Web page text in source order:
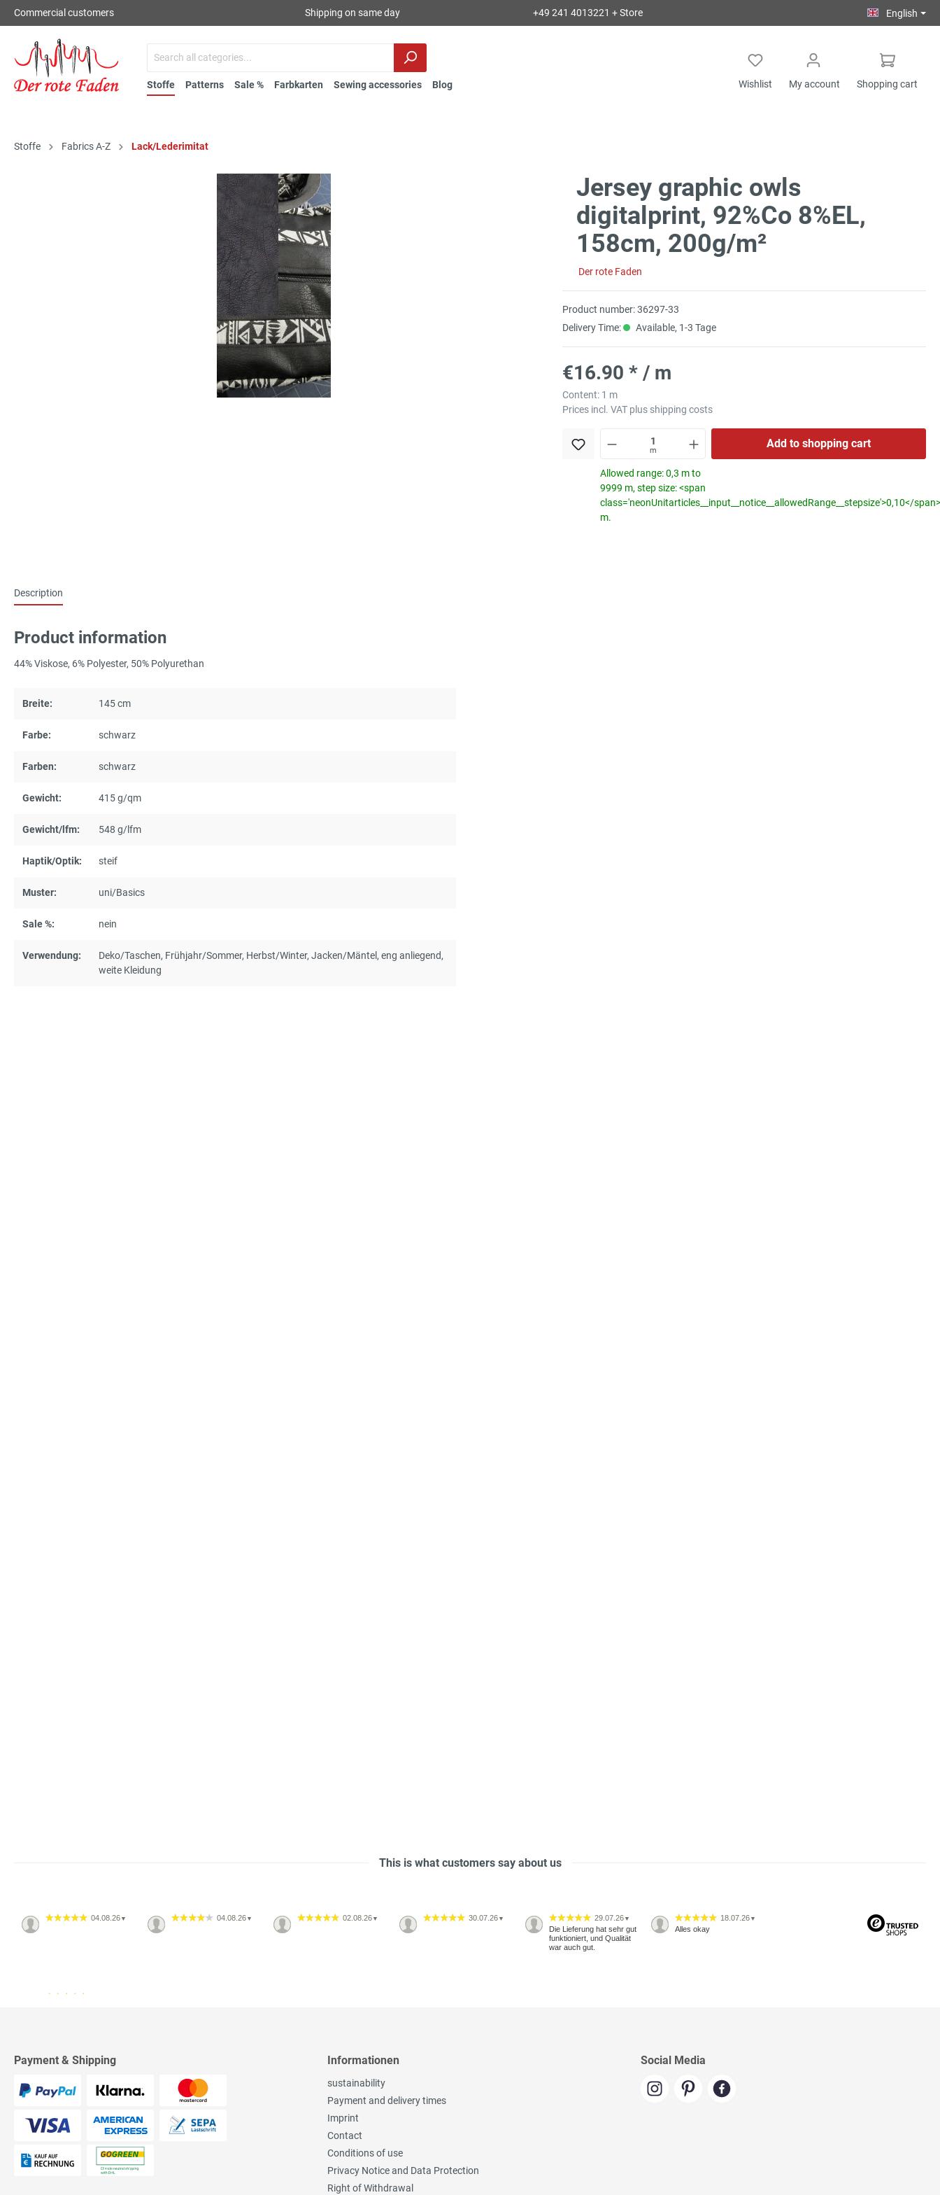
Commercial customers Shipping on same day +49 241 4013221 + Store English
Stoffe Patterns Sale % Farbkarten Sewing accessories Blog Wishlist My account Shopping cart
Stoffe Fabrics A-Z Lack/Lederimitat
Jersey graphic owls
digitalprint, 92%Co 8%EL,
158cm, 200g/m²
Der rote Faden
Product number:36297-33
Delivery Time:
Available, 1-3 Tage
€16.90 * / m
Content: 1 m
Prices incl. VAT plus shipping costs
m
Add to shopping cart
Allowed range: 0,3 m to
9999 m, step size: <span
class='neonUnitarticles__input__notice__allowedRange__stepsize'>0,10</span>
m.
Description
Product information
44% Viskose, 6% Polyester, 50% Polyurethan
Breite: 145 cm
Farbe: schwarz
Farben: schwarz
Gewicht: 415 g/qm
Gewicht/lfm: 548 g/lfm
Haptik/Optik: steif
Muster: uni/Basics
Sale %: nein
Verwendung: Deko/Taschen, Frühjahr/Sommer, Herbst/Winter, Jacken/Mäntel, eng anliegend,
weite Kleidung
This is what customers say about us
04.08.26 ▼ 04.08.26 ▼ 02.08.26 ▼ 30.07.26 ▼ 29.07.26 ▼
Die Lieferung hat sehr gut
funktioniert, und Qualität
war auch gut.
18.07.26 ▼
Alles okay
Payment & Shipping Informationen
sustainability
Payment and delivery times
Imprint
Contact
Conditions of use
Privacy Notice and Data Protection
Right of Withdrawal
Social Media